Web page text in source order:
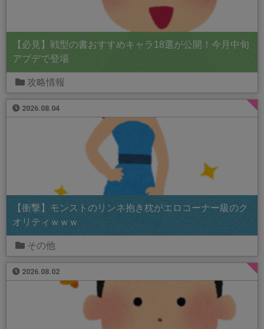
【必見】戦型の書おすすめキャラ18選が公開！今月中旬
アプデで登場
攻略情報
2026.08.04
【衝撃】モンストのリンネ抱き枕がエロコーナー級のク
オリティｗｗｗ
その他
2026.08.02